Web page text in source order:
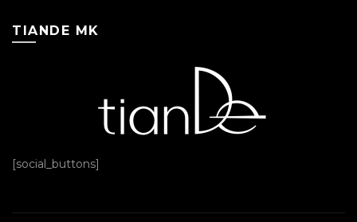
TIANDE MK
[social_buttons]